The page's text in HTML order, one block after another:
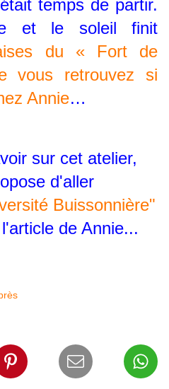
temps de partir.
et le soleil finit
du « Fort de
vous retrouvez si
Annie…
sur cet atelier,
d'aller
Buissonnière"
de Annie...